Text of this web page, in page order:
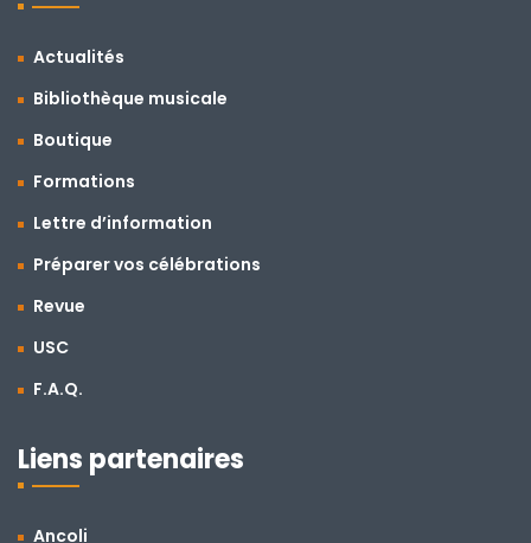
Actualités
Bibliothèque musicale
Boutique
Formations
Lettre d’information
Préparer vos célébrations
Revue
USC
F.A.Q.
Liens partenaires
Ancoli